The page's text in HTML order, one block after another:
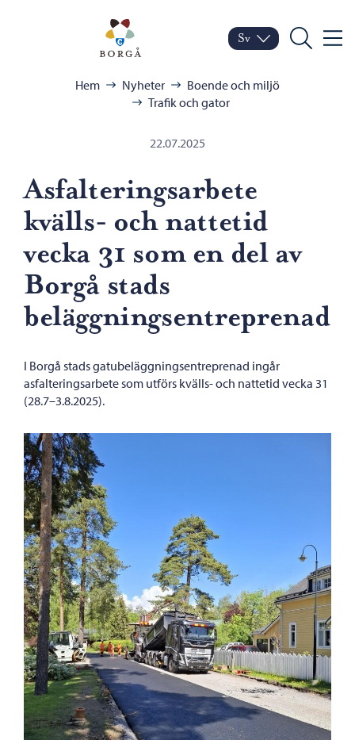
Porvoo – Gå till
Byt språk
Nuvarande språk:
Sv
Sök Meny
Hem Nyheter
Boende och miljö
Trafik och gator
22.07.2025
Asfalteringsarbete
kvälls- och nattetid
vecka 31 som en del av
Borgå stads
beläggningsentreprenad
I Borgå stads gatubeläggningsentreprenad ingår
asfalteringsarbete som utförs kvälls- och nattetid vecka 31
(28.7–3.8.2025).